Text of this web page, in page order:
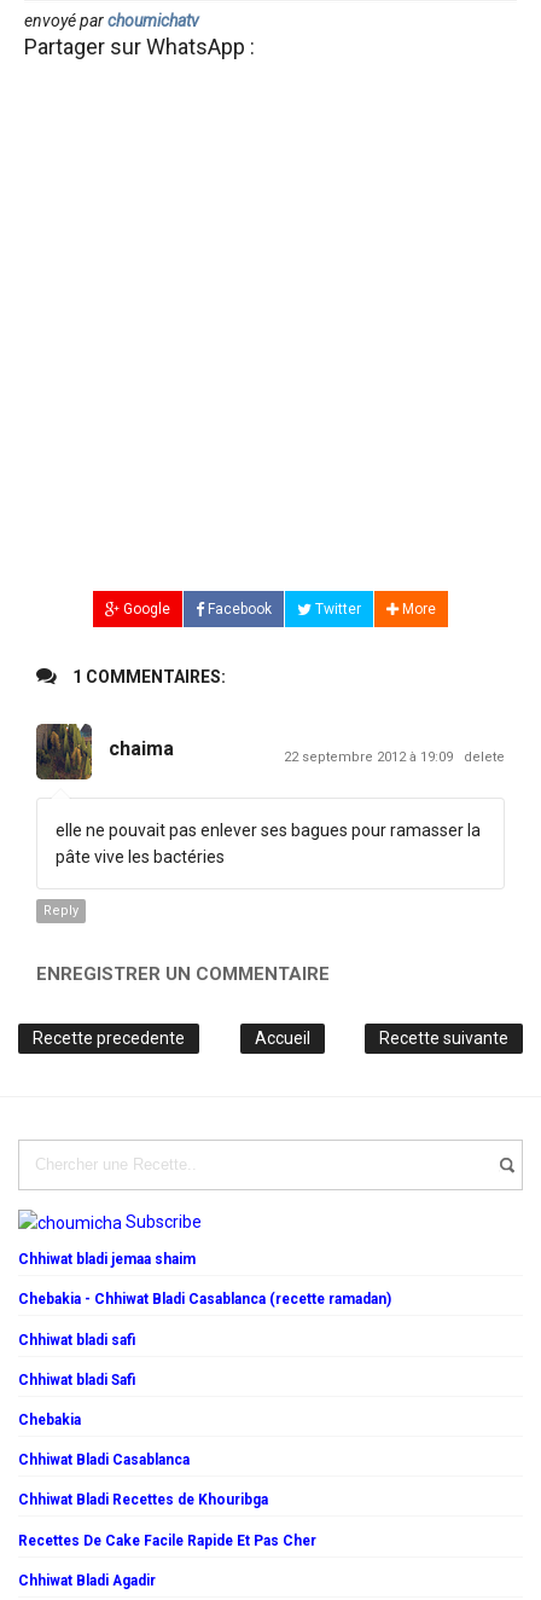
envoyé parchoumichatv
Partager sur WhatsApp :
Google Facebook Twitter More
1 COMMENTAIRES:
chaima 22 septembre 2012 à 19:09 delete
elle ne pouvait pas enlever ses bagues pour ramasser la
pâte vive les bactéries
Reply
ENREGISTRER UN COMMENTAIRE
Recette precedente Recette suivante
Accueil
Subscribe
Chhiwat bladi jemaa shaim
Chebakia - Chhiwat Bladi Casablanca (recette ramadan)
Chhiwat bladi safi
Chhiwat bladi Safi
Chebakia
Chhiwat Bladi Casablanca
Chhiwat Bladi Recettes de Khouribga
Recettes De Cake Facile Rapide Et Pas Cher
Chhiwat Bladi Agadir